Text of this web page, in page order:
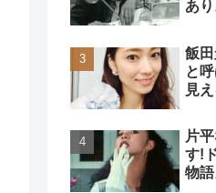
あり
飯田
と
見
片
す!
物